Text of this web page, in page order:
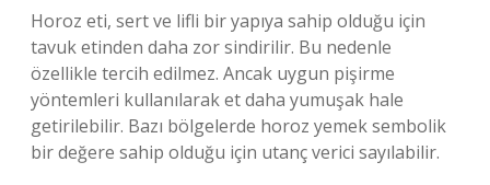
Horoz eti, sert ve lifli bir yapıya sahip olduğu için
tavuk etinden daha zor sindirilir. Bu nedenle
özellikle tercih edilmez. Ancak uygun pişirme
yöntemleri kullanılarak et daha yumuşak hale
getirilebilir. Bazı bölgelerde horoz yemek sembolik
bir değere sahip olduğu için utanç verici sayılabilir.